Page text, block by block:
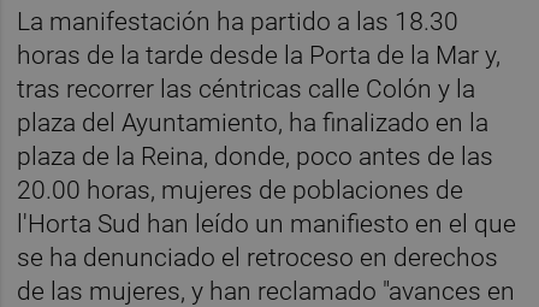
La manifestación ha partido a las 18.30
horas de la tarde desde la Porta de la Mar y,
tras recorrer las céntricas calle Colón y la
plaza del Ayuntamiento, ha finalizado en la
plaza de la Reina, donde, poco antes de las
20.00 horas, mujeres de poblaciones de
l'Horta Sud han leído un manifiesto en el que
se ha denunciado el retroceso en derechos
de las mujeres, y han reclamado "avances en